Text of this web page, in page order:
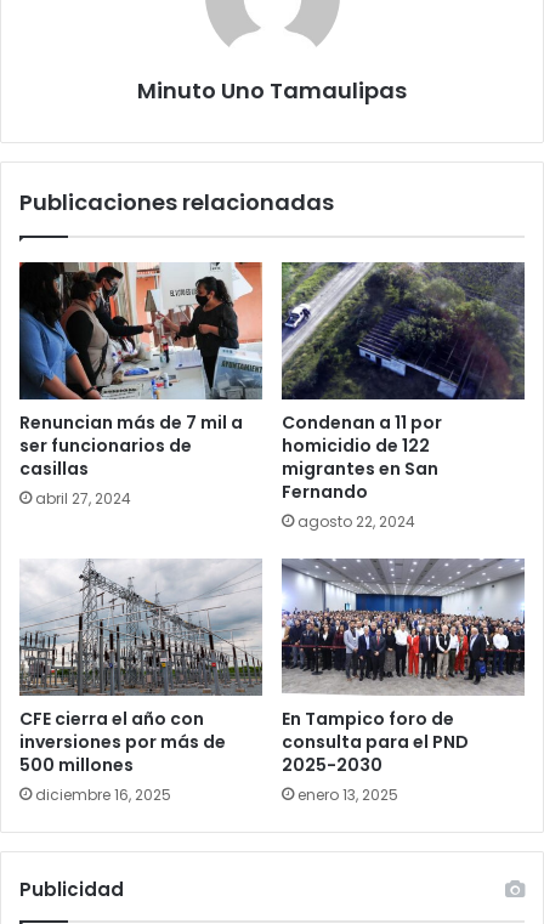
Minuto Uno Tamaulipas
Publicaciones relacionadas
Renuncian más de 7 mil a
ser funcionarios de
casillas
abril 27, 2024
Condenan a 11 por
homicidio de 122
migrantes en San
Fernando
agosto 22, 2024
CFE cierra el año con
inversiones por más de
500 millones
diciembre 16, 2025
En Tampico foro de
consulta para el PND
2025-2030
enero 13, 2025
Publicidad